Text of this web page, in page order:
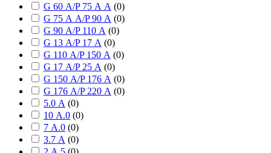
G 60 А/P 75 А А (0)
G 75 А А/P 90 А (0)
G 90 А/P 110 А (0)
G 13 А/P 17 А (0)
G 110 А/P 150 А (0)
G 17 А/P 25 А (0)
G 150 А/P 176 А (0)
G 176 А/P 220 А (0)
5.0 А (0)
10 А.0 (0)
7 А.0 (0)
3.7 А (0)